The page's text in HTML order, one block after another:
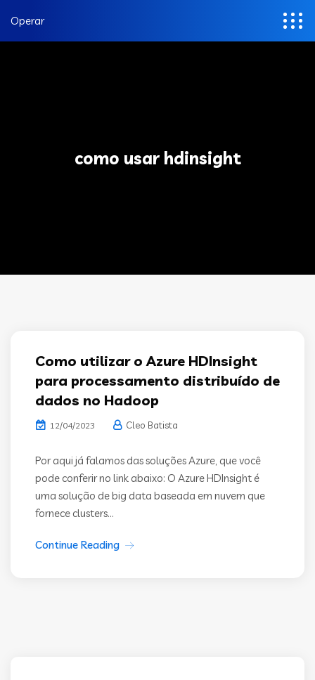
Operar
como usar hdinsight
Como utilizar o Azure HDInsight
para processamento distribuído de
dados no Hadoop
12/04/2023 Cleo Batista
Por aqui já falamos das soluções Azure, que você
pode conferir no link abaixo: O Azure HDInsight é
uma solução de big data baseada em nuvem que
fornece clusters...
Continue Reading